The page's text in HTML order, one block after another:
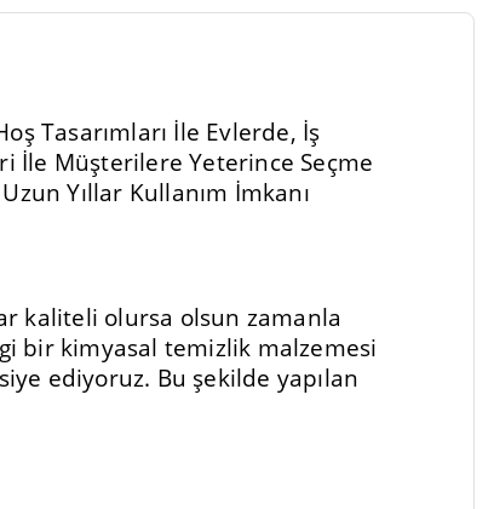
Tasarımları İle Evlerde, İş
İle Müşterilere Yeterince Seçme
Yıllar Kullanım İmkanı
kaliteli olursa olsun zamanla
bir kimyasal temizlik malzemesi
ediyoruz. Bu şekilde yapılan